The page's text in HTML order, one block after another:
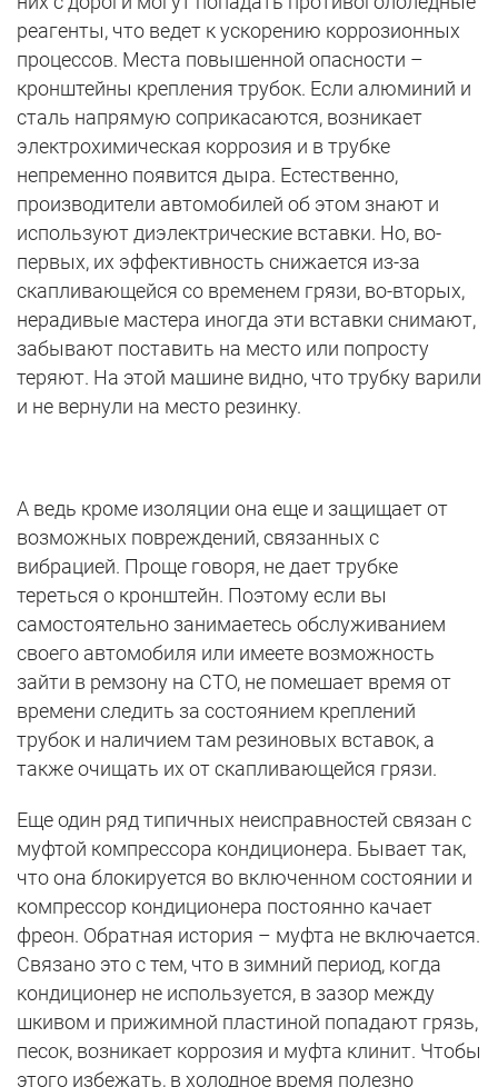
реагенты, что ведет к ускорению коррозионных
процессов. Места повышенной опасности –
кронштейны крепления трубок. Если алюминий и
сталь напрямую соприкасаются, возникает
электрохимическая коррозия и в трубке
непременно появится дыра. Естественно,
производители автомобилей об этом знают и
используют диэлектрические вставки. Но, во-
первых, их эффективность снижается из-за
скапливающейся со временем грязи, во-вторых,
нерадивые мастера иногда эти вставки снимают,
забывают поставить на место или попросту
теряют. На этой машине видно, что трубку варили
и не вернули на место резинку.
А ведь кроме изоляции она еще и защищает от
возможных повреждений, связанных с
вибрацией. Проще говоря, не дает трубке
тереться о кронштейн. Поэтому если вы
самостоятельно занимаетесь обслуживанием
своего автомобиля или имеете возможность
зайти в ремзону на СТО, не помешает время от
времени следить за состоянием креплений
трубок и наличием там резиновых вставок, а
также очищать их от скапливающейся грязи.
Еще один ряд типичных неисправностей связан с
муфтой компрессора кондиционера. Бывает так,
что она блокируется во включенном состоянии и
компрессор кондиционера постоянно качает
фреон. Обратная история – муфта не включается.
Связано это с тем, что в зимний период, когда
кондиционер не используется, в зазор между
шкивом и прижимной пластиной попадают грязь,
песок, возникает коррозия и муфта клинит. Чтобы
этого избежать, в холодное время полезно